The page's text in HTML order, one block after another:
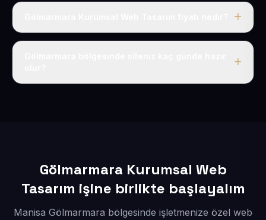
Tek fiyat uygulanır: yıllık 50 USD + KDV. Bu bedele alan
Gölmarmara Kurumsal Web
Tasarım işine birlikte başlayalım
Manisa Gölmarmara bölgesinde işletmenize özel web